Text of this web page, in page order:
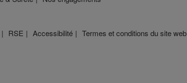
RSE Accessibilité Termes et conditions du site web